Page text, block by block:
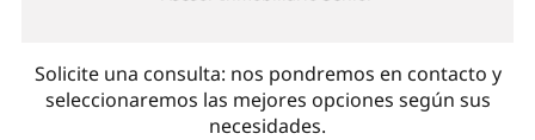
Solicite una consulta: nos pondremos en contacto y
seleccionaremos las mejores opciones según sus
necesidades.